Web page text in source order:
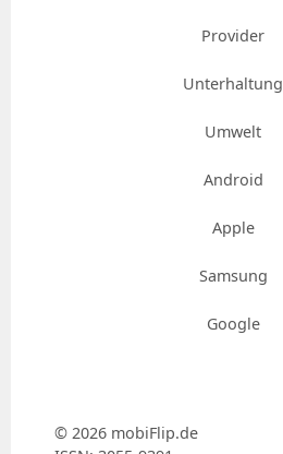
Provider
Unterhaltung
Umwelt
Android
Apple
Samsung
Google
© 2026 mobiFlip.de